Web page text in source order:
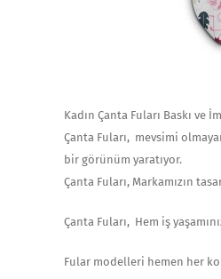
Kadın Çanta Fuları Baskı ve
Çanta Fuları, mevsimi
bir görünüm yaratıyor.
Çanta Fuları, Markamızın
Çanta Fuları, Hem iş
Fular modelleri hemen her